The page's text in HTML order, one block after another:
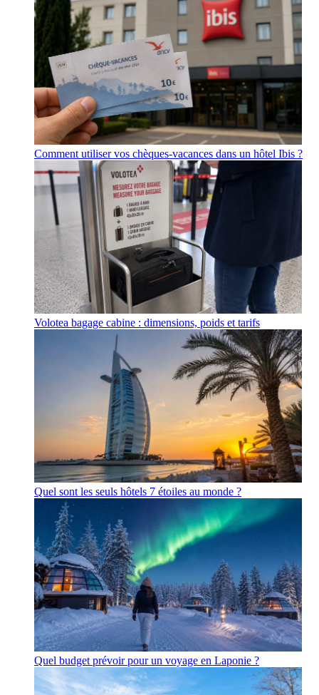
Comment utiliser vos chèques-vacances dans un hôtel Ibis ?
Volotea bagage cabine : dimensions, poids et tarifs
Quel sont les seuls hôtels 7 étoiles au monde ?
Quel budget prévoir pour un voyage en Laponie ?